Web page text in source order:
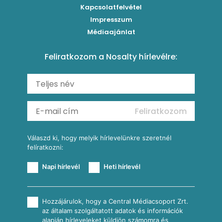
Carbonara
Szaftos paprikás csirke
Shakshuka
Ratatouille
Kukoricás-újhagymás lepény
Mexikói húsleves kukorica salsával
Almás-kéksajtos kukoricasaláta
Köretek
Reggeli receptek
Kapcsolatfelvétel
Impresszum
Médiaajánlat
Feliratkozom a Nosalty hírlevélre:
Feliratkozom
Válaszd ki, hogy melyik hírlevelünkre szeretnél
felíratkozni:
Napi hírlevél Heti hírlevél
Hozzájárulok, hogy a Central Médiacsoport Zrt.
az általam szolgáltatott adatok és információk
alapján hírleveleket küldjön számomra és